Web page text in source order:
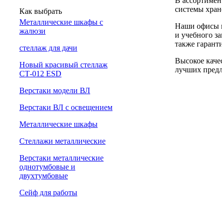
Как выбрать
Металлические шкафы с
жалюзи
cтеллаж для дачи
Новый красивый стеллаж
СТ-012 ESD
Верстаки модели ВЛ
Верстаки ВЛ с освещением
Металлические шкафы
Стеллажи металлические
Верстаки металлические
однотумбовые и
двухтумбовые
Сейф для работы
системы
Наши офисы
и учебного
также
Высокое
лучших